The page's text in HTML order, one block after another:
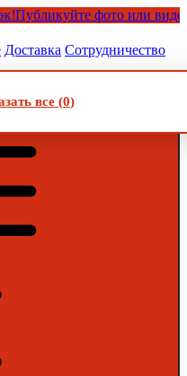
фото или видео с
Доставка Сотрудничество
все (0)